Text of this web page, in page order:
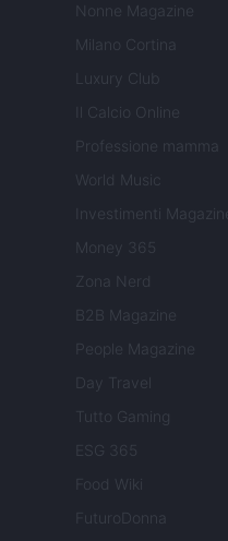
Nonne Magazine
Milano Cortina
Luxury Club
Il Calcio Online
Professione mamma
World Music
Investimenti Magazine
Money 365
Zona Nerd
B2B Magazine
People Magazine
Day Travel
Tutto Gaming
ESG 365
Food Wiki
FuturoDonna